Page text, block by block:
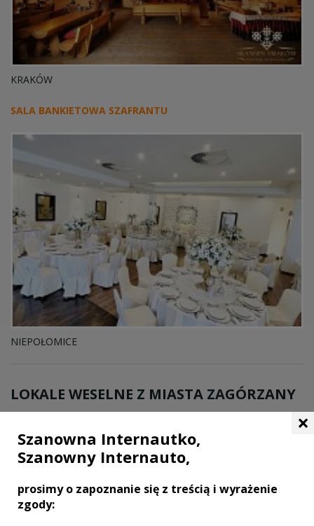
KRAKÓW
SALA BANKIETOWA SZAFRANTU
NIEPOŁOMICE
LOKALE WESELNE Z MIASTA ZAGÓRZANY
2×
Szanowna Internautko,
Szanowny Internauto,
prosimy o zapoznanie się z treścią i wyrażenie
zgody: